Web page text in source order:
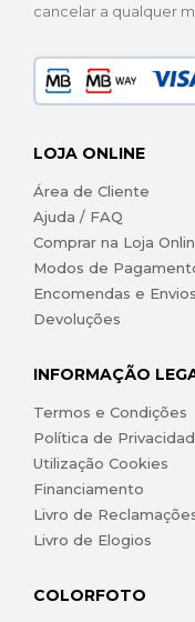
cancelar a qualquer
LOJA ONLINE
Área de Cliente
Ajuda / FAQ
Comprar na Loja
Modos de
Encomendas e Envios
Devoluções
INFORMAÇÃO
Termos e Condições
Política de
Utilização Cookies
Financiamento
Livro de
Livro de Elogios
COLORFOTO